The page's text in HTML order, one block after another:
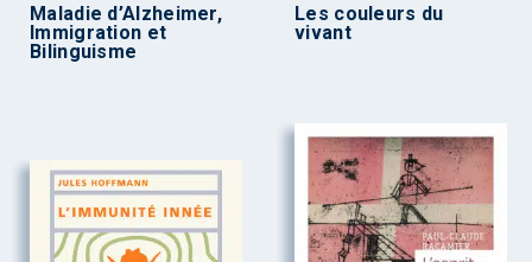
Maladie d’Alzheimer,
Immigration et
Bilinguisme
Les couleurs du
vivant